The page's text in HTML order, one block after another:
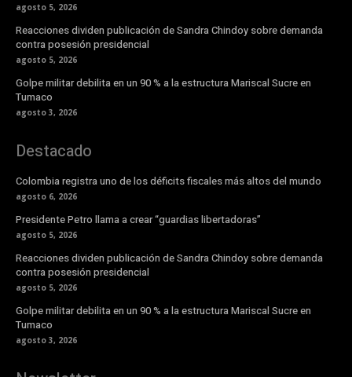
agosto 5, 2026
Reacciones dividen publicación de Sandra Chindoy sobre demanda
contra posesión presidencial
agosto 5, 2026
Golpe militar debilita en un 90 % a la estructura Mariscal Sucre en
Tumaco
agosto 3, 2026
Destacado
Colombia registra uno de los déficits fiscales más altos del mundo
agosto 6, 2026
Presidente Petro llama a crear “guardias libertadoras”
agosto 5, 2026
Reacciones dividen publicación de Sandra Chindoy sobre demanda
contra posesión presidencial
agosto 5, 2026
Golpe militar debilita en un 90 % a la estructura Mariscal Sucre en
Tumaco
agosto 3, 2026